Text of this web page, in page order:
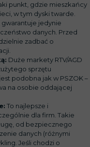
punkt, gdzie mieszkańcy
w tym dyski twarde.
gwarantuje jedynie
danych. Przed
zadbać o
Duże markety RTV/AGD
sprzętu
podobna jak w PSZOK –
na osobie oddającej
To najlepsze i
dla firm. Takie
od bezpiecznego
danych (różnymi
Jeśli chodzi o